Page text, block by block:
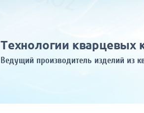
Технологии кварцевых
Ведущий производитель изделий из